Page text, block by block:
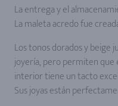
La entrega y el
La maleta acredo fue
Los tonos dorados y beige
joyería, pero permiten que
interior tiene un tacto
Sus joyas están